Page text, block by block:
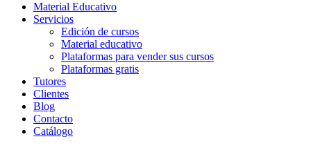
Material Educativo
Servicios
Edición de cursos
Material educativo
Plataformas para vender sus cursos
Plataformas gratis
Tutores
Clientes
Blog
Contacto
Catálogo